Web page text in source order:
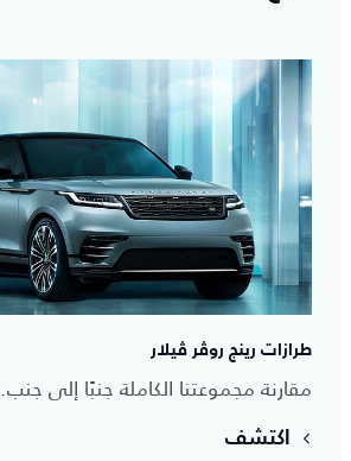
طرازات رينج روڤر ڤيلار
مقارنة مجموعتنا الكاملة جنبًا إلى جنب.
اكتشف